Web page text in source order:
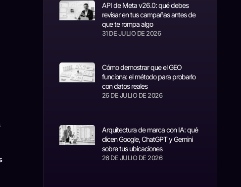
API de Meta v26.0: qué debes
revisar en tus campañas antes de
que te rompa algo
31 DE JULIO DE 2026
Cómo demostrar que el GEO
funciona: el método para probarlo
con datos reales
26 DE JULIO DE 2026
Arquitectura de marca con IA: qué
dicen Google, ChatGPT y Gemini
sobre tus ubicaciones
26 DE JULIO DE 2026